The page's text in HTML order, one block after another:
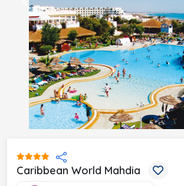
Previous
Caribbean World Mahdia